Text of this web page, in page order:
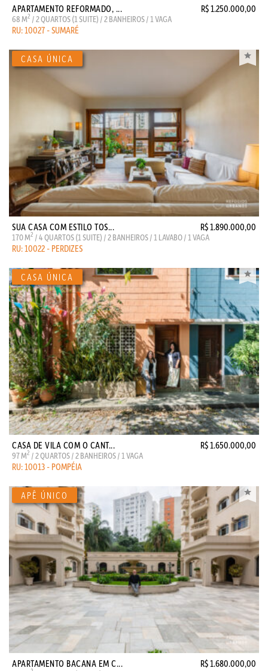
APARTAMENTO REFORMADO, ... R$ 1.250.000,00
68 M2 / 2 QUARTOS (1 SUITE) / 2 BANHEIROS / 1 VAGA
RU: 10027 - SUMARÉ
SUA CASA COM ESTILO TOS... R$ 1.890.000,00
170 M2 / 4 QUARTOS (1 SUITE) / 2 BANHEIROS / 1 LAVABO / 1 VAGA
RU: 10022 - PERDIZES
CASA DE VILA COM O CANT... R$ 1.650.000,00
97 M2 / 2 QUARTOS / 2 BANHEIROS / 1 VAGA
RU: 10013 - POMPÉIA
APARTAMENTO BACANA EM C... R$ 1.680.000,00